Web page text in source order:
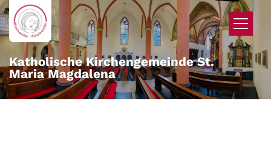
Zum Inhalt springen
Katholische Kirchengemeinde St.
Maria Magdalena